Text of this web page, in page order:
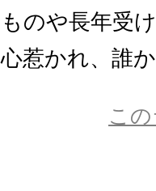
のや長年受
惹かれ、誰
こ